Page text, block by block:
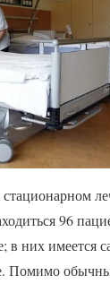
96
в них имеется
Помимо